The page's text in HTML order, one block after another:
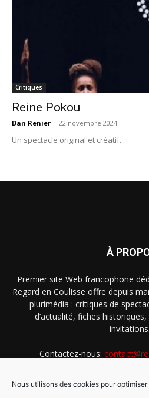
Nous utilisons des cookies pour
Critiques
Reine Pokou
Dan Renier - 22 novembre 2024
Un spectacle original et créatif.
À
Premier site Web francophone
Regard en Coulisse offre depuis
plurimédia : critiques de
d’actualité, fiches
Contactez-nous: